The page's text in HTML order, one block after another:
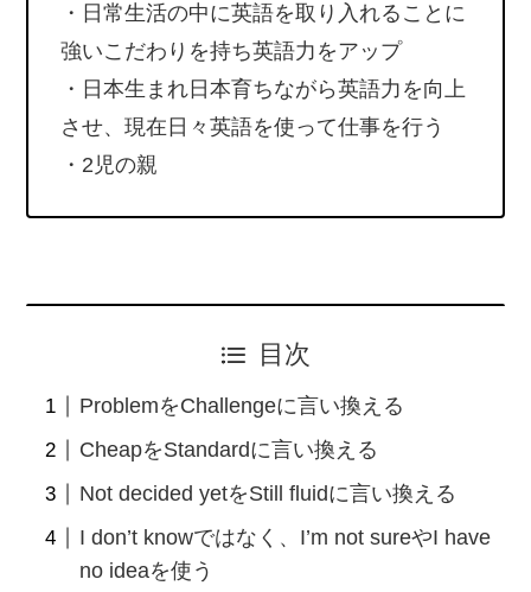
・日常生活の中に英語を取り入れることに
強いこだわりを持ち英語力をアップ
・日本生まれ日本育ちながら英語力を向上
させ、現在日々英語を使って仕事を行う
・2児の親
目次
ProblemをChallengeに言い換える
CheapをStandardに言い換える
Not decided yetをStill fluidに言い換える
I don’t knowではなく、I’m not sureやI have
no ideaを使う